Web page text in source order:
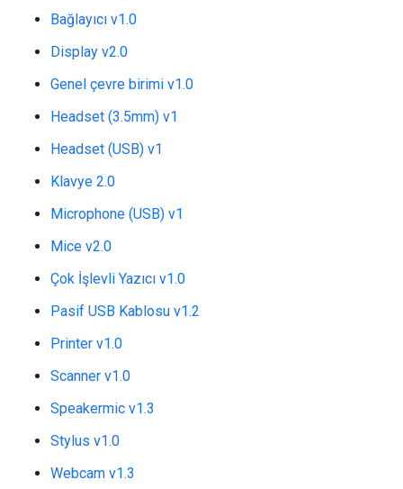
Bağlayıcı v1.0
Display v2.0
Genel çevre birimi v1.0
Headset (3.5mm) v1
Headset (USB) v1
Klavye 2.0
Microphone (USB) v1
Mice v2.0
Çok İşlevli Yazıcı v1.0
Pasif USB Kablosu v1.2
Printer v1.0
Scanner v1.0
Speakermic v1.3
Stylus v1.0
Webcam v1.3